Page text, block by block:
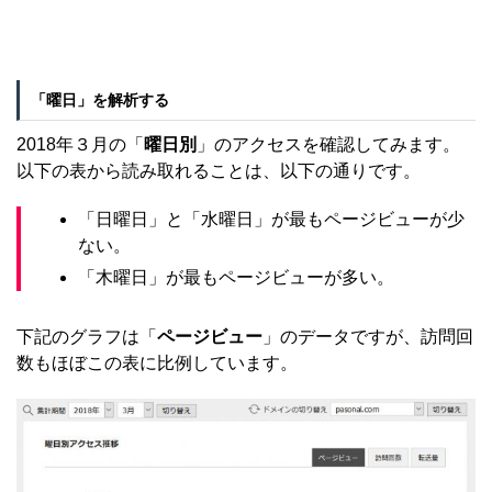
「曜日」を解析する
2018年３月の「 曜日別 」のアクセスを確認してみます。
以下の表から読み取れることは、以下の通りです。
「日曜日」と「水曜日」が最もページビューが少
ない。
「木曜日」が最もページビューが多い。
下記のグラフは「 ページビュー 」のデータですが、訪問回
数もほぼこの表に比例しています。